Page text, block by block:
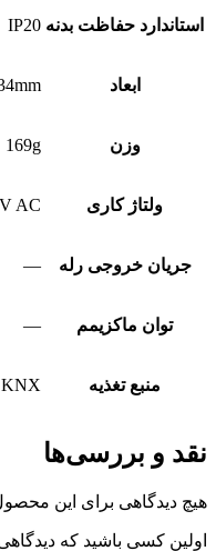
استاندارد حفاظت بدنه IP20
ابعاد
وزن 169g
ولتاژ کاری AC
جریان خروجی رله —
توان ماکزیمم —
منبع تغذیه KNX
نقد و بررسی‌ها
هیچ دیدگاهی برای این